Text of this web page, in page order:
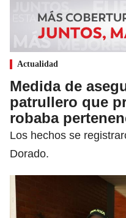
Actualidad
Medida de
patrullero que
robaba
Los hechos se
Dorado.